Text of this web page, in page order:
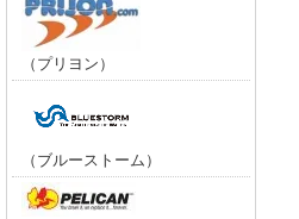
（プリヨン）
（ブルーストーム）